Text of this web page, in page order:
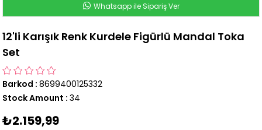
Whatsapp ile Sipariş Ver
12'li Karışık Renk Kurdele Figürlü Mandal Toka
Set
Barkod : 8699400125332
Stock Amount : 34
₺2.159,99